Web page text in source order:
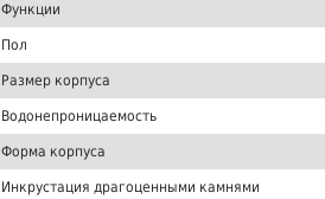
Функции
Пол
Размер корпуса
Водонепроницаемость
Форма корпуса
Инкрустация драгоценными камнями